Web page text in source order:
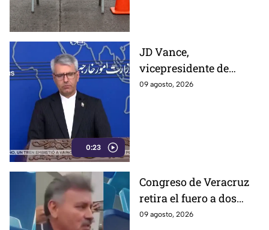
0:23
JD Vance,
vicepresidente de
Estados Unidos,
09 agosto, 2026
Congreso de Veracruz
retira el fuero a dos
alcaldes; revelan
09 agosto, 2026